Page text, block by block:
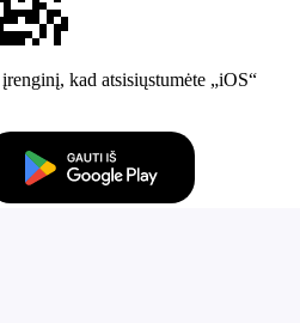
kad atsisiųstumėte „iOS“